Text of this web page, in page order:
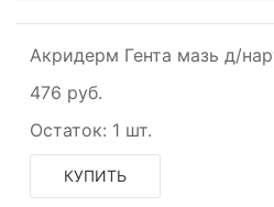
Акридерм Гента мазь д/
476 руб.
Остаток: 1 шт.
КУПИТЬ